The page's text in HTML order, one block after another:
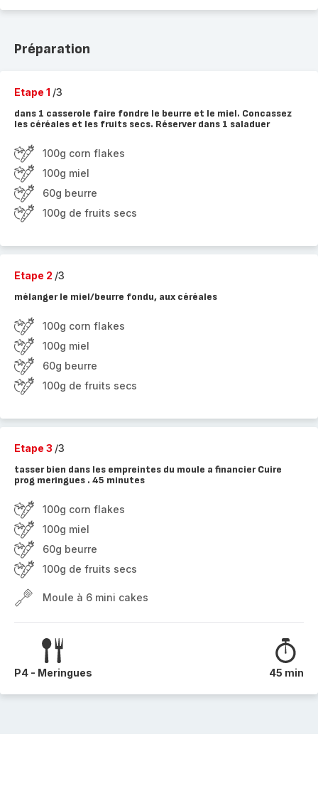
Préparation
Etape 1 /3
dans 1 casserole faire fondre le beurre et le miel. Concassez
les céréales et les fruits secs. Réserver dans 1 saladuer
100g corn flakes
100g miel
60g beurre
100g de fruits secs
Etape 2 /3
mélanger le miel/beurre fondu, aux céréales
100g corn flakes
100g miel
60g beurre
100g de fruits secs
Etape 3 /3
tasser bien dans les empreintes du moule a financier Cuire
prog meringues . 45 minutes
100g corn flakes
100g miel
60g beurre
100g de fruits secs
Moule à 6 mini cakes
P4 - Meringues 45 min